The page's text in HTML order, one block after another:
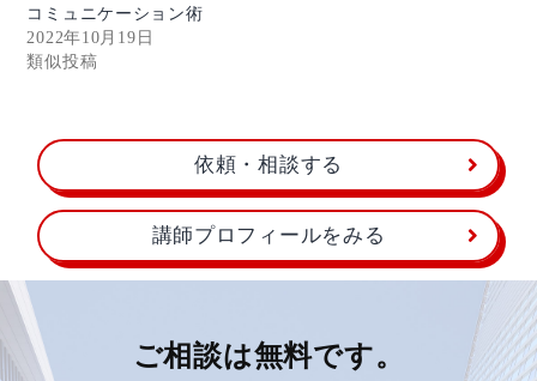
コミュニケーション術
2022年10月19日
類似投稿
依頼・相談する
講師プロフィールをみる
ご相談は無料です。